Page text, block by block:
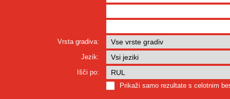
Vrsta gradiva:
Jezik:
Išči po:
Prikaži samo rezultate s celotnim